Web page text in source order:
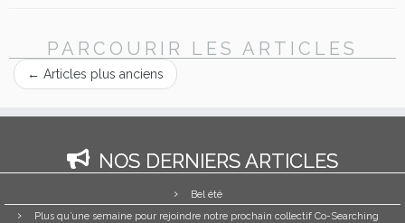
PARCOURIR LES ARTICLES
← Articles plus anciens
NOS DERNIERS ARTICLES
Bel été
Plus qu’une semaine pour rejoindre notre prochain collectif Co-Searching